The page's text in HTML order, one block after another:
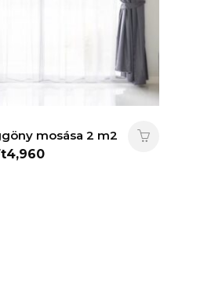
mosása 2 m2
4,960Current